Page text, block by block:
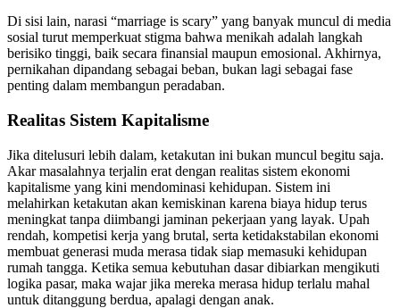
Di sisi lain, narasi “marriage is scary” yang banyak muncul di media
sosial turut memperkuat stigma bahwa menikah adalah langkah
berisiko tinggi, baik secara finansial maupun emosional. Akhirnya,
pernikahan dipandang sebagai beban, bukan lagi sebagai fase
penting dalam membangun peradaban.
Realitas Sistem Kapitalisme
Jika ditelusuri lebih dalam, ketakutan ini bukan muncul begitu saja.
Akar masalahnya terjalin erat dengan realitas sistem ekonomi
kapitalisme yang kini mendominasi kehidupan. Sistem ini
melahirkan ketakutan akan kemiskinan karena biaya hidup terus
meningkat tanpa diimbangi jaminan pekerjaan yang layak. Upah
rendah, kompetisi kerja yang brutal, serta ketidakstabilan ekonomi
membuat generasi muda merasa tidak siap memasuki kehidupan
rumah tangga. Ketika semua kebutuhan dasar dibiarkan mengikuti
logika pasar, maka wajar jika mereka merasa hidup terlalu mahal
untuk ditanggung berdua, apalagi dengan anak.